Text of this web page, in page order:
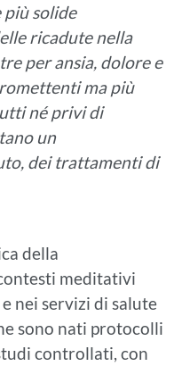
solide
ricadute nella
per ansia, dolore e
ma più
né privi di
un
dei trattamenti di
della
meditativi
nei servizi di salute
sono nati protocolli
controllati, con